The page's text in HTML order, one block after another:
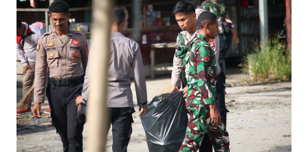
NTT
WN
KEPRI
WN
PAPUA
WN